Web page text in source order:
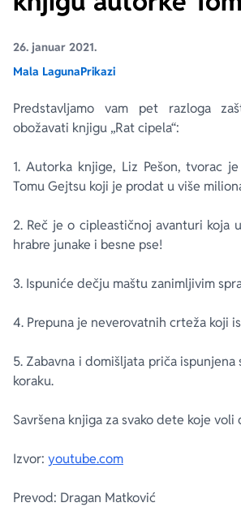
26. januar 2021.
Mala LagunaPrikazi
Predstavljamo vam pet razloga
obožavati knjigu „Rat cipela“:
1. Autorka knjige, Liz Pešon, tvorac
Tomu Gejtsu koji je prodat u više
2. Reč je o cipleastičnoj avanturi koja
hrabre junake i besne pse!
3. Ispuniće dečju maštu zanimljivim
4. Prepuna je neverovatnih crteža koji
5. Zabavna i domišljata priča ispunjena
koraku.
Savršena knjiga za svako dete koje voli
Izvor: youtube.com
Prevod: Dragan Matković
Ekranizovane knjige
E-knjige
Autori
Poezija
Biografija
Bojan Ljubenović
Milica Jakovljević Mir-Jam
Peter Handke
Elif Šafak